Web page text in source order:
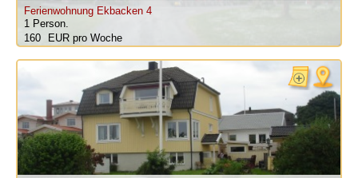
Ferienwohnung Ekbacken 4
1 Person.
160
pro Woche